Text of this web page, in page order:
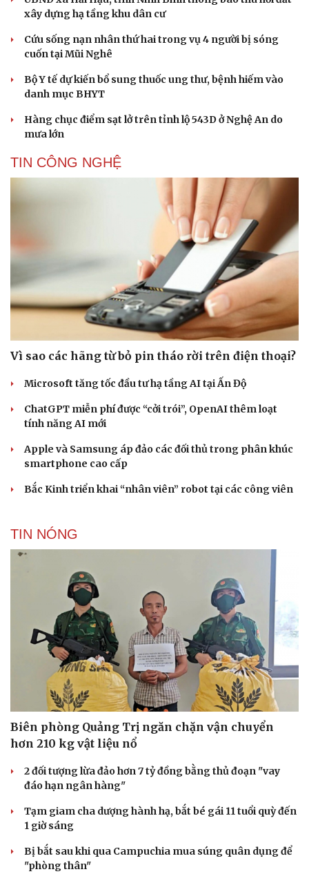
xây dựng hạ tầng khu dân cư
Cứu sống nạn nhân thứ hai trong vụ 4 người bị sóng
cuốn tại Mũi Nghê
Bộ Y tế dự kiến bổ sung thuốc ung thư, bệnh hiếm vào
danh mục BHYT
Hàng chục điểm sạt lở trên tỉnh lộ 543D ở Nghệ An do
mưa lớn
TIN CÔNG NGHỆ
Vì sao các hãng từ bỏ pin tháo rời trên điện thoại?
Microsoft tăng tốc đầu tư hạ tầng AI tại Ấn Độ
ChatGPT miễn phí được “cởi trói”, OpenAI thêm loạt
tính năng AI mới
Apple và Samsung áp đảo các đối thủ trong phân khúc
smartphone cao cấp
Bắc Kinh triển khai “nhân viên” robot tại các công viên
TIN NÓNG
Biên phòng Quảng Trị ngăn chặn vận chuyển
hơn 210 kg vật liệu nổ
2 đối tượng lừa đảo hơn 7 tỷ đồng bằng thủ đoạn "vay
đáo hạn ngân hàng"
Tạm giam cha dượng hành hạ, bắt bé gái 11 tuổi quỳ đến
1 giờ sáng
Bị bắt sau khi qua Campuchia mua súng quân dụng để
"phòng thân"